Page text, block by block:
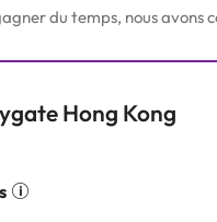
du temps, nous avons
Hong Kong